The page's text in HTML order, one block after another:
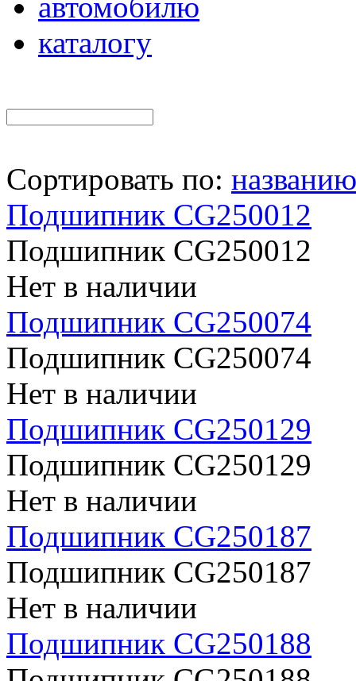
каталогу
Сортировать по: названию
Подшипник CG250012
Подшипник CG250012
Нет в наличии
Подшипник CG250074
Подшипник CG250074
Нет в наличии
Подшипник CG250129
Подшипник CG250129
Нет в наличии
Подшипник CG250187
Подшипник CG250187
Нет в наличии
Подшипник CG250188